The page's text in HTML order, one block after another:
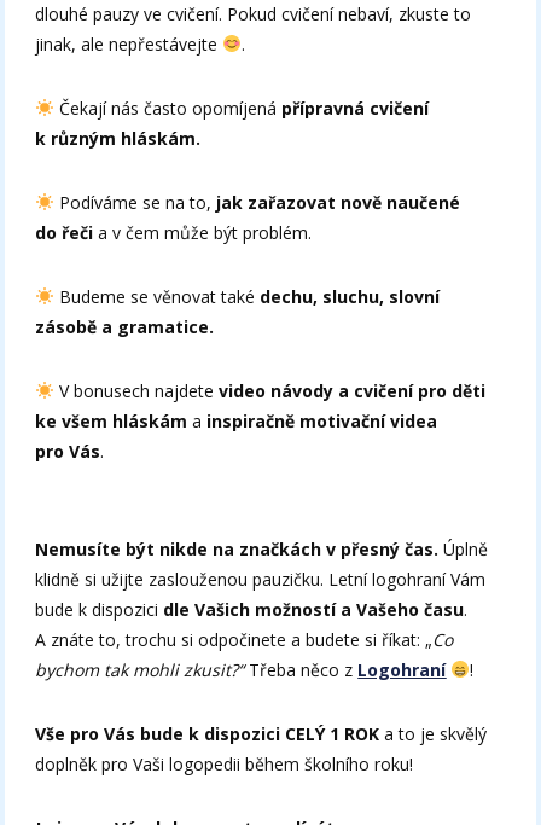
dlouhé pauzy ve cvičení. Pokud cvičení nebaví, zkuste to
jinak, ale nepřestávejte
.
Čekají nás často opomíjená přípravná cvičení
k různým hláskám.
Podíváme se na to, jak zařazovat nově naučené
do řeči a v čem může být problém.
Budeme se věnovat také dechu, sluchu, slovní
zásobě a gramatice.
V bonusech najdetevideo návody a cvičení pro děti
ke všem hláskáma inspiračně motivační videa
pro Vás.
Nemusíte být nikde na značkách v přesný čas. Úplně
klidně si užijte zaslouženou pauzičku. Letní logohraní Vám
bude k dispozici dle Vašich možností a Vašeho času.
A znáte to, trochu si odpočinete a budete si říkat: „Co
bychom tak mohli zkusit?“Třeba něco z Logohraní !
Vše pro Vás bude k dispozici CELÝ 1 ROKa to je skvělý
doplněk pro Vaši logopedii během školního roku!